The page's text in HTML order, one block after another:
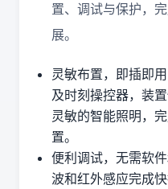
置、调试与保护，
展。
灵敏布置，即插即
及时刻操控器，装
灵敏的智能照明，
置。
便利调试，无需软
波和红外感应完成